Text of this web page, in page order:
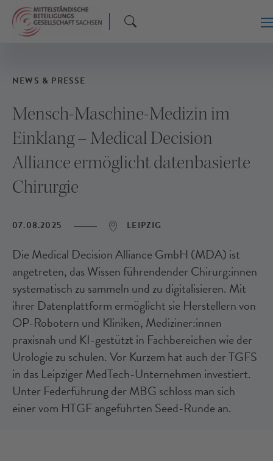
NEWS & PRESSE
Mensch-Maschine-Medizin im
Einklang – Medical Decision
Alliance ermöglicht datenbasierte
Chirurgie
07.08.2025 LEIPZIG
Die Medical Decision Alliance GmbH (MDA) ist
angetreten, das Wissen führendender Chirurg:innen
systematisch zu sammeln und zu digitalisieren. Mit
ihrer Datenplattform ermöglicht sie Herstellern von
OP-Robotern und Kliniken, Mediziner:innen
praxisnah und KI-gestützt in Fachbereichen wie der
Urologie zu schulen. Vor Kurzem hat auch der TGFS
in das Leipziger MedTech-Unternehmen investiert.
Unter Federführung der MBG schloss man sich
einer vom HTGF angeführten Seed-Runde an.